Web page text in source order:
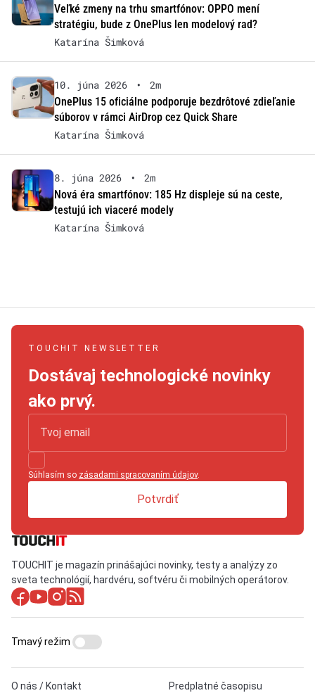
Veľké zmeny na trhu smartfónov: OPPO mení
stratégiu, bude z OnePlus len modelový rad?
Katarína Šimková
10. júna 2026 •
2m
OnePlus 15 oficiálne podporuje bezdrôtové zdieľanie
súborov v rámci AirDrop cez Quick Share
Katarína Šimková
8. júna 2026 •
2m
Nová éra smartfónov: 185 Hz displeje sú na ceste,
testujú ich viaceré modely
Katarína Šimková
TOUCHIT NEWSLETTER
Dostávaj technologické novinky
ako prvý.
Súhlasím so zásadami spracovaním údajov.
Potvrdiť
TOUCHIT je magazín prinášajúci novinky, testy a analýzy zo
sveta technológií, hardvéru, softvéru či mobilných operátorov.
O nás / Kontakt Predplatné časopisu
Tmavý režim